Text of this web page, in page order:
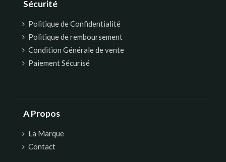
Sécurité
Politique de Confidentialité
Politique de remboursement
Condition Générale de vente
Paiement Sécurisé
A Propos
La Marque
Contact